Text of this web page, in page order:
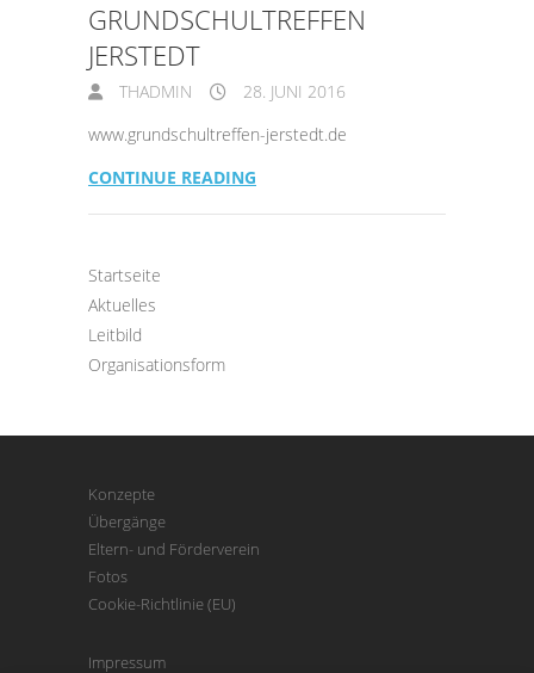
GRUNDSCHULTREFFEN
JERSTEDT
THADMIN
28. JUNI 2016
www.grundschultreffen-jerstedt.de
CONTINUE READING
Startseite
Aktuelles
Leitbild
Organisationsform
Konzepte
Übergänge
Eltern- und Förderverein
Fotos
Cookie-Richtlinie (EU)
Impressum